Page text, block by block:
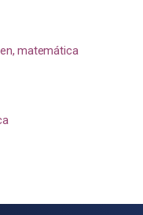
matemática